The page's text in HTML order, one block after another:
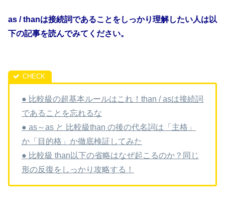
as / thanは接続詞であることをしっかり理解したい人は以
下の記事を読んでみてください。
● 比較級の超基本ルールはこれ！than / asは接続詞
であることを忘れるな
● as～as と 比較級than の後の代名詞は「主格」
か「目的格」か徹底検証してみた
● 比較級 than以下の省略はなぜ起こるのか？同じ
形の反復をしっかり攻略する！